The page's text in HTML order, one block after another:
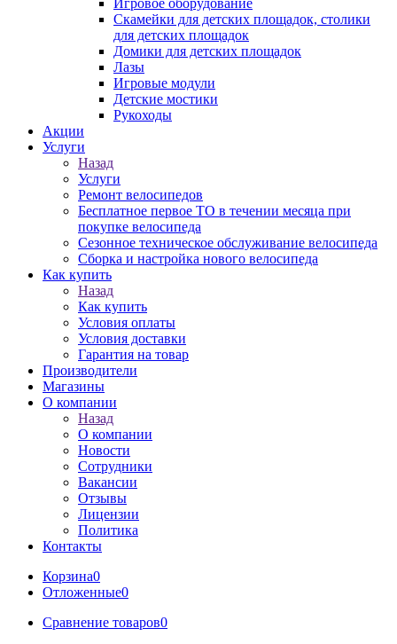
Игровое оборудование
Скамейки для детских площадок, столики
для детских площадок
Домики для детских площадок
Лазы
Игровые модули
Детские мостики
Рукоходы
Акции
Услуги
Назад
Услуги
Ремонт велосипедов
Бесплатное первое ТО в течении месяца при
покупке велосипеда
Сезонное техническое обслуживание велосипеда
Сборка и настройка нового велосипеда
Как купить
Назад
Как купить
Условия оплаты
Условия доставки
Гарантия на товар
Производители
Магазины
О компании
Назад
О компании
Новости
Сотрудники
Вакансии
Отзывы
Лицензии
Политика
Контакты
Корзина0
Отложенные0
Сравнение товаров0